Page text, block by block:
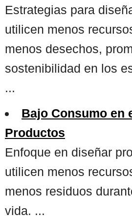
Estrategias para
utilicen menos
menos desechos,
sostenibilidad en los
...
Bajo Consumo en
Productos
Enfoque en diseñar
utilicen menos
menos residuos
vida. ...